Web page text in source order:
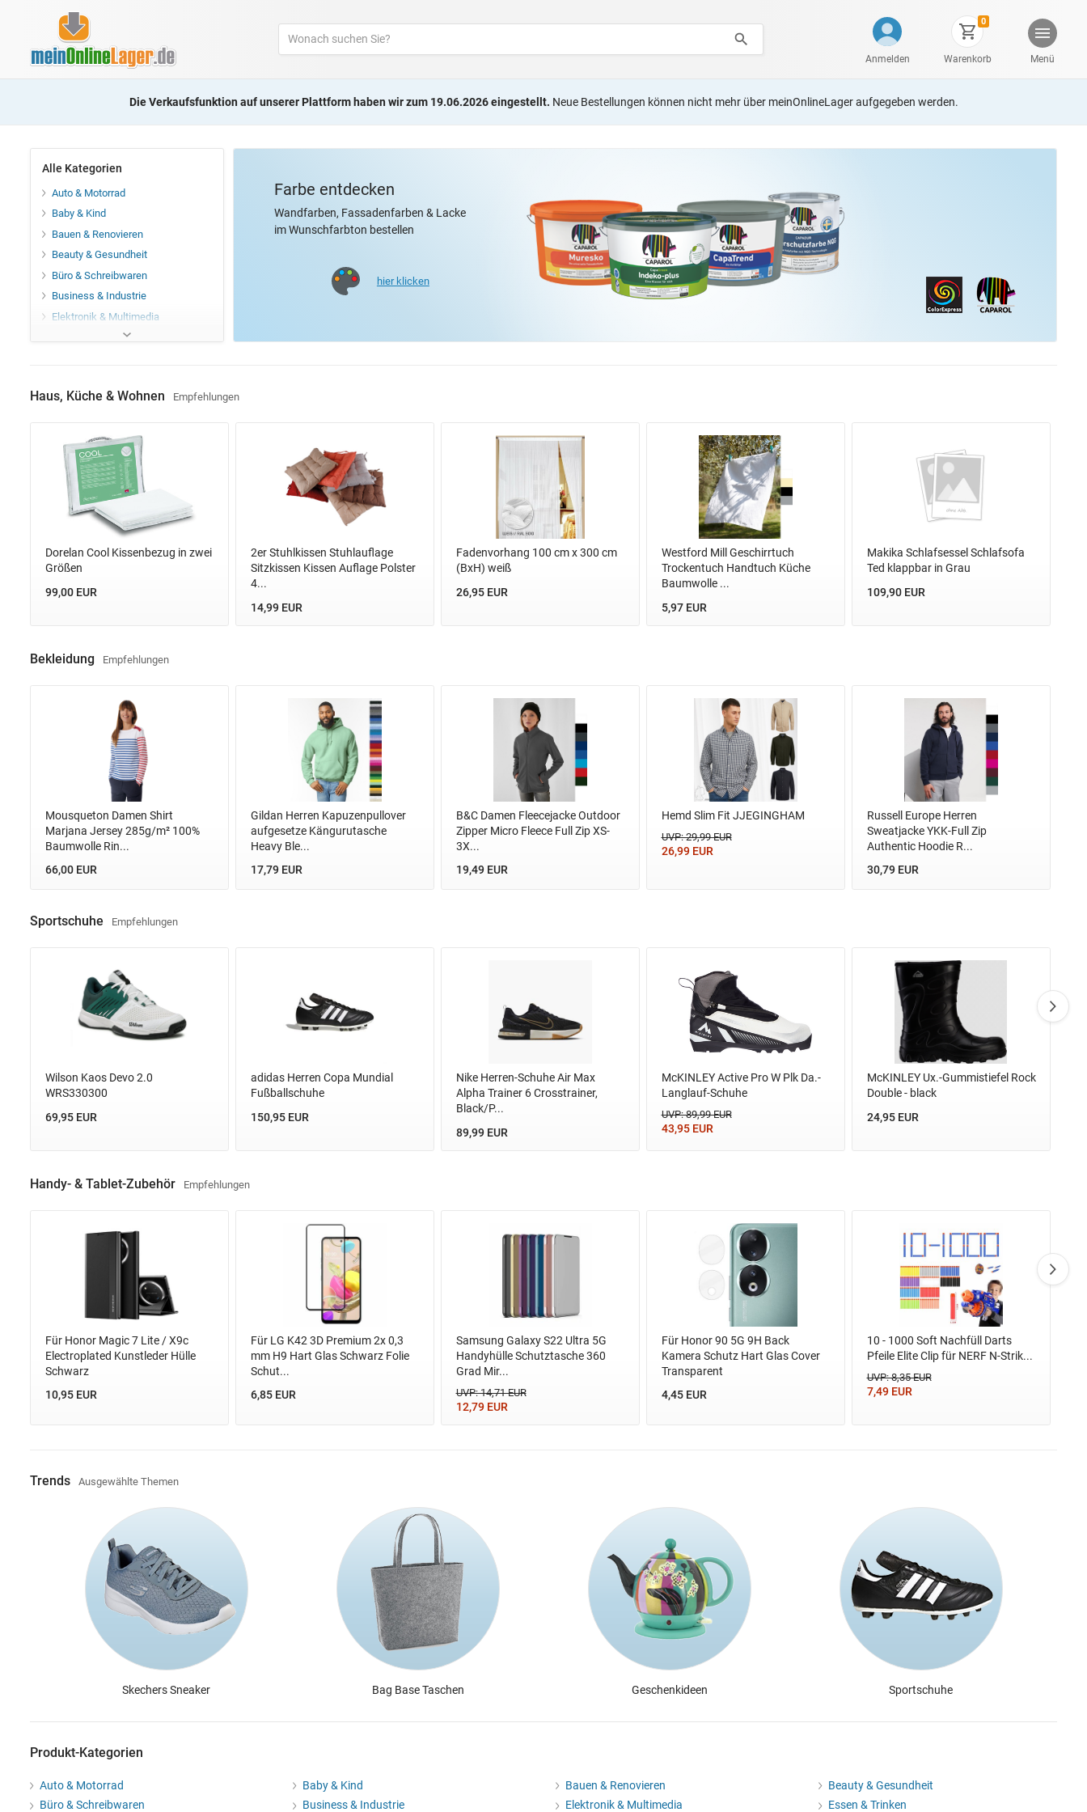
Anmelden
0
Warenkorb Menü
Die Verkaufsfunktion auf unserer Plattform haben wir zum 19.06.2026 eingestellt. Neue Bestellungen können nicht mehr über meinOnlineLager aufgegeben werden.
Alle Kategorien
Auto & Motorrad
Baby & Kind
Bauen & Renovieren
Beauty & Gesundheit
Büro & Schreibwaren
Business & Industrie
Elektronik & Multimedia
Essen & Trinken
Hobby, Kunst, Geschenke
Spielwaren
Sport & Freizeit
Uhren & Schmuck
Farbe entdecken
Wandfarben, Fassadenfarben & Lacke
im Wunschfarbton bestellen
hier klicken
Haus, Küche & Wohnen Empfehlungen
Dorelan Cool Kissenbezug in zwei
Größen
99,00 EUR
2er Stuhlkissen Stuhlauflage
Sitzkissen Kissen Auflage Polster
4...
14,99 EUR
Fadenvorhang 100 cm x 300 cm
(BxH) weiß
26,95 EUR
Westford Mill Geschirrtuch
Trockentuch Handtuch Küche
Baumwolle ...
5,97 EUR
Makika Schlafsessel Schlafsofa
Ted klappbar in Grau
109,90 EUR
Bekleidung Empfehlungen
Mousqueton Damen Shirt
Marjana Jersey 285g/m² 100%
Baumwolle Rin...
66,00 EUR
Gildan Herren Kapuzenpullover
aufgesetze Kängurutasche
Heavy Ble...
17,79 EUR
B&C Damen Fleecejacke Outdoor
Zipper Micro Fleece Full Zip XS-
3X...
19,49 EUR
Hemd Slim Fit JJEGINGHAM
UVP: 29,99 EUR
26,99 EUR
Russell Europe Herren
Sweatjacke YKK-Full Zip
Authentic Hoodie R...
30,79 EUR
Sportschuhe Empfehlungen
Wilson Kaos Devo 2.0
WRS330300
69,95 EUR
adidas Herren Copa Mundial
Fußballschuhe
150,95 EUR
Nike Herren-Schuhe Air Max
Alpha Trainer 6 Crosstrainer,
Black/P...
89,99 EUR
McKINLEY Active Pro W Plk Da.-
Langlauf-Schuhe
UVP: 89,99 EUR
43,95 EUR
McKINLEY Ux.-Gummistiefel Rock
Double - black
24,95 EUR
Handy- & Tablet-Zubehör Empfehlungen
Für Honor Magic 7 Lite / X9c
Electroplated Kunstleder Hülle
Schwarz
10,95 EUR
Für LG K42 3D Premium 2x 0,3
mm H9 Hart Glas Schwarz Folie
Schut...
6,85 EUR
Samsung Galaxy S22 Ultra 5G
Handyhülle Schutztasche 360
Grad Mir...
UVP: 14,71 EUR
12,79 EUR
Für Honor 90 5G 9H Back
Kamera Schutz Hart Glas Cover
Transparent
4,45 EUR
10 - 1000 Soft Nachfüll Darts
Pfeile Elite Clip für NERF N-Strik...
UVP: 8,35 EUR
7,49 EUR
Trends Ausgewählte Themen
Skechers Sneaker Bag Base Taschen Geschenkideen Sportschuhe
Produkt-Kategorien
Auto & Motorrad Baby & Kind Bauen & Renovieren
Beauty & Gesundheit
Büro & Schreibwaren
Business & Industrie Elektronik & Multimedia Essen & Trinken